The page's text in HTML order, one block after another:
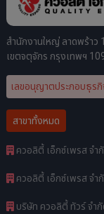
สำนักงานใหญ่ ลาดพร้าว
เขตจตุจักร กรุงเทพฯ
เลขอนุญาตประกอบธุร
สาขาทั้งหมด
ควอลิตี้ เอ็กซ์เพรส จำ
ควอลิตี้ เอ็กซ์เพรส จำ
บริษัท ควอลิตี้ ทัวร์ จำ